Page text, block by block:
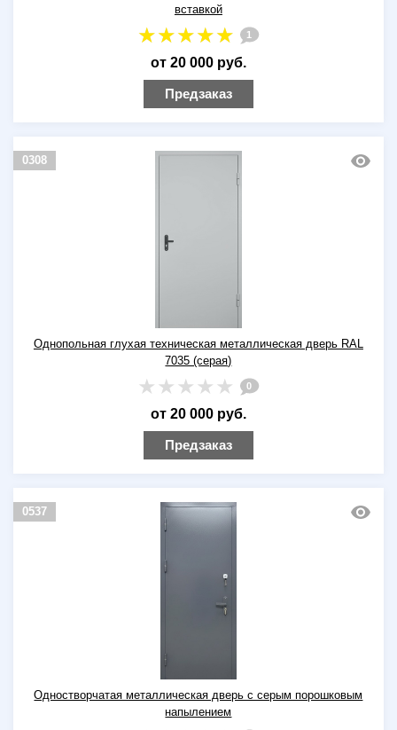
вставкой
1
от 20 000 руб.
Предзаказ
0308
Однопольная глухая техническая металлическая дверь RAL
7035 (серая)
0
от 20 000 руб.
Предзаказ
0537
Одностворчатая металлическая дверь с серым порошковым
напылением